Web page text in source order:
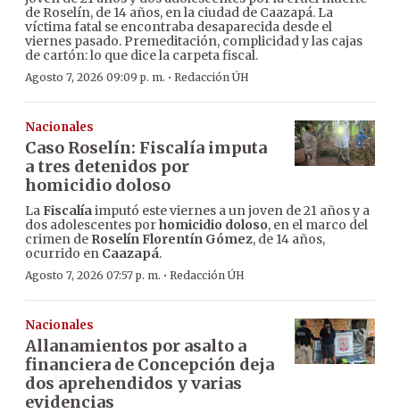
de Roselín, de 14 años, en la ciudad de Caazapá. La
víctima fatal se encontraba desaparecida desde el
viernes pasado. Premeditación, complicidad y las cajas
de cartón: lo que dice la carpeta fiscal.
Agosto 7, 2026 09:09 p. m. · Redacción ÚH
Nacionales
Caso Roselín: Fiscalía imputa
a tres detenidos por
homicidio doloso
LaFiscalíaimputó este viernes a un joven de 21 años y a
dos adolescentes porhomicidio doloso, en el marco del
crimen de Roselín Florentín Gómez, de 14 años,
ocurrido en Caazapá.
Agosto 7, 2026 07:57 p. m. · Redacción ÚH
Nacionales
Allanamientos por asalto a
financiera de Concepción deja
dos aprehendidos y varias
evidencias